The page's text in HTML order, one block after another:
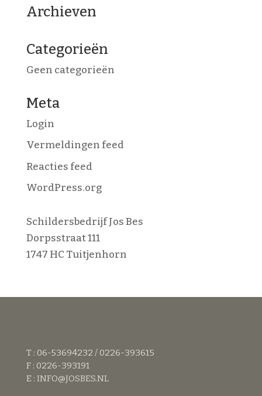
Archieven
Categorieën
Geen categorieën
Meta
Login
Vermeldingen feed
Reacties feed
WordPress.org
Schildersbedrijf Jos Bes
Dorpsstraat 111
1747 HC Tuitjenhorn
T : 06-53694232 / 0226-393615
F : 0226-393191
E : INFO@JOSBES.NL